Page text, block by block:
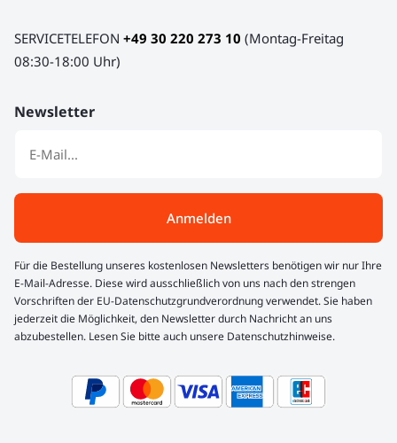
SERVICETELEFON +49 30 220 273 10 (Montag-Freitag
08:30-18:00 Uhr)
Newsletter
Anmelden
Für die Bestellung unseres kostenlosen Newsletters benötigen wir nur Ihre
E-Mail-Adresse. Diese wird ausschließlich von uns nach den strengen
Vorschriften der EU-Datenschutzgrundverordnung verwendet. Sie haben
jederzeit die Möglichkeit, den Newsletter durch Nachricht an uns
abzubestellen. Lesen Sie bitte auch unsere Datenschutzhinweise.